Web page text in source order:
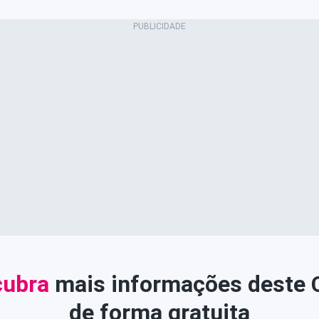
mais informações deste
de forma gratuita